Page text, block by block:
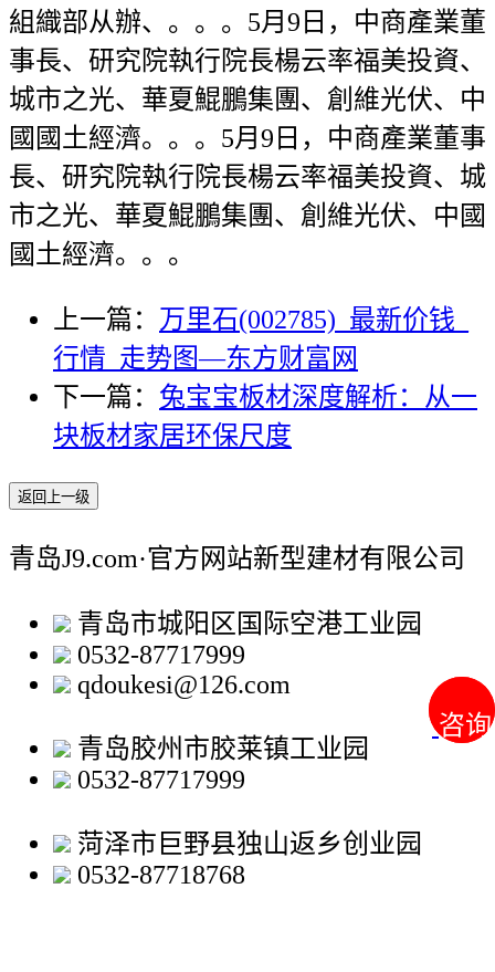
咨询
咨询
組織部从辦、。。。5月9日，中商產業董
事長、研究院執行院長楊云率福美投資、
城市之光、華夏鯤鵬集團、創維光伏、中
國國土經濟。。。5月9日，中商產業董事
長、研究院執行院長楊云率福美投資、城
市之光、華夏鯤鵬集團、創維光伏、中國
國土經濟。。。
上一篇： 万里石(002785)_最新价钱_
行情_走势图—东方财富网
下一篇： 兔宝宝板材深度解析：从一
块板材家居环保尺度
返回上一级
青岛J9.com·官方网站新型建材有限公司
青岛市城阳区国际空港工业园
0532-87717999
qdoukesi@126.com
青岛胶州市胶莱镇工业园
0532-87717999
菏泽市巨野县独山返乡创业园
0532-87718768